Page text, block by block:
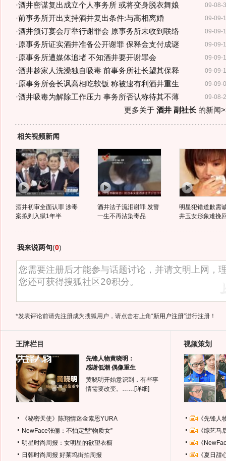
09-08-
·酒井密谋复出成立个人事务所 或将变身脱衣舞娘
09-09-
·前事务所开出支持酒井复出条件:与高相离婚
09-09-
·酒井预订宴会厅举行谢罪会 原事务所未收到联络
09-09-
·原事务所证实酒井准备公开谢罪 保释金支付成谜
09-09-
·原事务所遭媒体追堵 不知酒井要开谢罪会
09-09-
·酒井趁家人洗澡独自吸毒 前事务所社长望其保释
09-09-
·原事务所会长讽高相吃软饭 称被逮有利酒井重生
09-08-
·酒井吸毒为解除工作压力 事务所否认称待其不薄
更多关于 酒井 副社长的新闻
相关视频新闻
酒井初审全面认罪 涉毒
案拟判入狱1年半
酒井法子流泪谢罪 发誓
一生不再沾染毒品
明星犯错道歉需
井玉女形象难挽
我来说两句(0)
*发表评论前请先注册成为搜狐用户，请点击右上角“新用户注册”进行注册！
王牌栏目
先锋人物黄晓明：
感谢低潮 偶像重生
黄晓明开始意识到，有些事
情需要改变。…… [详细]
《秘密天使》陈翔情迷金素恩YURA
NewFace张俪：不怕定型“物质女”
明星时尚周报：女明星的欲望衣橱
日韩时尚周报 好莱坞街拍周报
视频策划
《先锋
《综艺
《
《夏日